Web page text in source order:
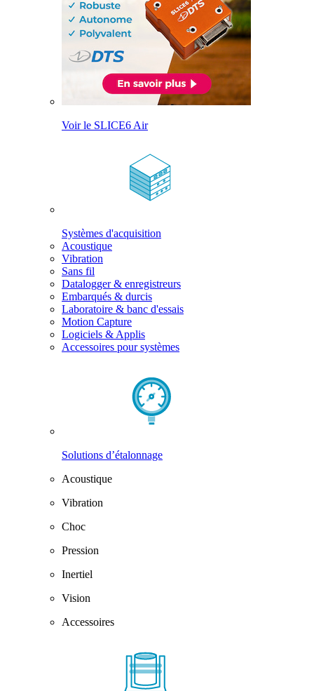
Voir le SLICE6 Air
Systèmes d'acquisition
Acoustique
Vibration
Sans fil
Datalogger & enregistreurs
Embarqués & durcis
Laboratoire & banc d'essais
Motion Capture
Logiciels & Applis
Accessoires pour systèmes
Solutions d’étalonnage
Acoustique
Vibration
Choc
Pression
Inertiel
Vision
Accessoires